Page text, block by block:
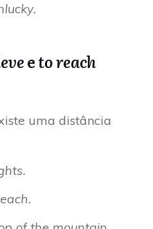
eto reach
uma distância